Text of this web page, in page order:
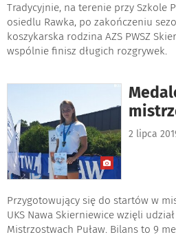
Tradycyjnie, na terenie przy Szkole
osiedlu Rawka, po zakończeniu
koszykarska rodzina AZS PWSZ
wspólnie finisz długich rozgrywek.
2 lipca
Przygotowujący się do startów w
UKS Nawa Skierniewice wzięli
Mistrzostwach Puław. Bilans to 9